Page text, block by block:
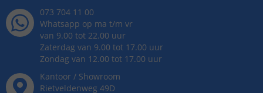
073 704 11 00
Whatsapp op ma t/m vr
van 9.00 tot 22.00 uur
Zaterdag van 9.00 tot 17.00 uur
Zondag van 12.00 tot 17.00 uur
Kantoor / Showroom
Rietveldenweg 49D